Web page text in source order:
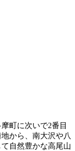
町に次いで2番目
から、南大沢や八
自然豊かな高尾山